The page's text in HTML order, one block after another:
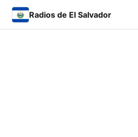
Radios de El Salvador